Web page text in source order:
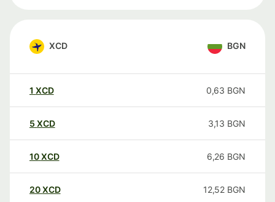
XCD BGN
1 XCD 0,63 BGN
5 XCD 3,13 BGN
10XCD 6,26 BGN
20XCD 12,52 BGN